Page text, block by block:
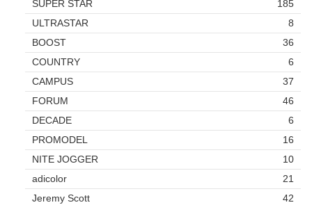
SUPER STAR
185
ULTRASTAR
8
BOOST
36
COUNTRY
6
CAMPUS
37
FORUM
46
DECADE
6
PROMODEL
16
NITE JOGGER
10
adicolor
21
Jeremy Scott
42